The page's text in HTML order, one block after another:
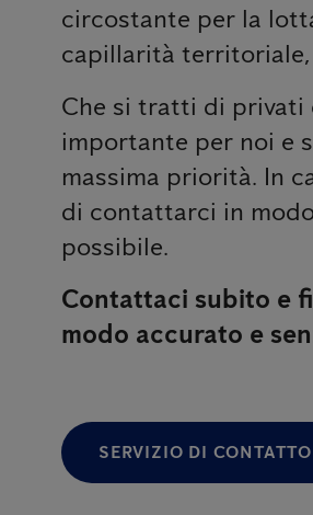
circostante per la
capillarità territoriale,
Che si tratti di privati
importante per noi e
massima priorità. In
di contattarci in
possibile.
Contattaci subito e
modo accurato e
SERVIZIO DI